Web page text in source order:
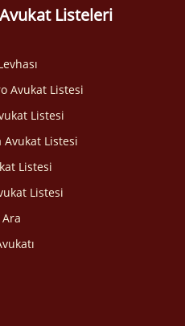
Listeleri
Avukat Listesi
Listesi
Avukat Listesi
Listesi
Listesi